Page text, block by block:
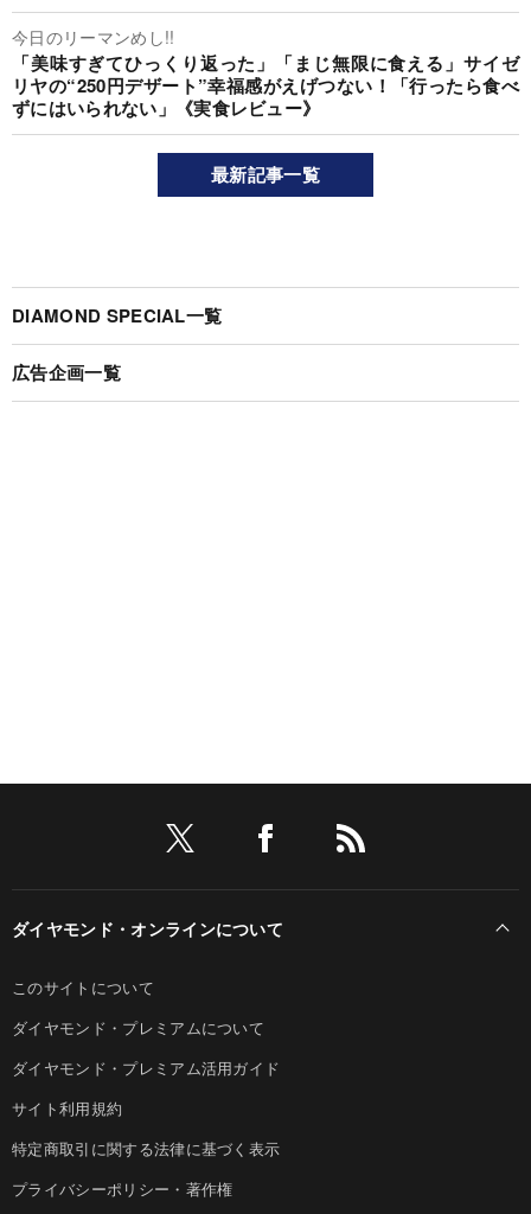
今日のリーマンめし!!
「美味すぎてひっくり返った」「まじ無限に食える」サイゼ
リヤの“250円デザート”幸福感がえげつない！「行ったら食べ
ずにはいられない」《実食レビュー》
最新記事一覧
DIAMOND SPECIAL一覧
広告企画一覧
ダイヤモンド・オンラインについて
このサイトについて
ダイヤモンド・プレミアムについて
ダイヤモンド・プレミアム活用ガイド
サイト利用規約
特定商取引に関する法律に基づく表示
プライバシーポリシー・著作権